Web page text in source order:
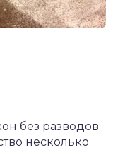
без разводов
несколько